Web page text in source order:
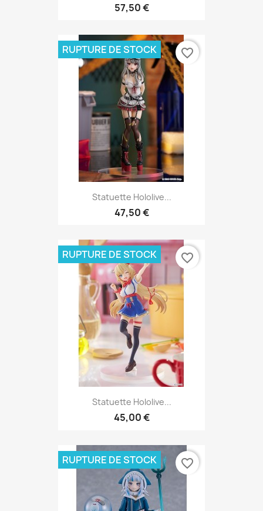
57,50 €
Statuette Hololive...
47,50 €
RUPTURE DE STOCK favorite_border
Statuette Hololive...
45,00 €
RUPTURE DE STOCK favorite_border
RUPTURE DE STOCK favorite_border